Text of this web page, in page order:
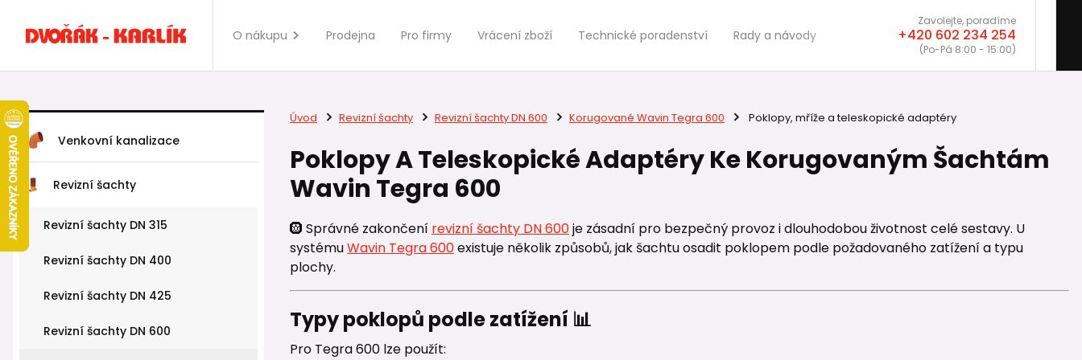
O nákupu Prodejna Pro firmy Vrácení zboží Technické poradenství Rady a návody
Zavolejte, poradíme
+420 602 234 254
(Po-Pá 8:00 - 15:00)
Venkovní kanalizace
Revizní šachty
Revizní šachty DN 315
Revizní šachty DN 400
Revizní šachty DN 425
Revizní šachty DN 600
Úvod Revizní šachty Revizní šachty DN 600 Korugované Wavin Tegra 600 Poklopy, mříže a teleskopické adaptéry
Poklopy A Teleskopické Adaptéry Ke Korugovaným Šachtám
Wavin Tegra 600
🛞 Správné zakončení revizní šachty DN 600je zásadní pro bezpečný provoz i dlouhodobou životnost celé sestavy. U
systémuWavin Tegra 600existuje několik způsobů, jak šachtu osadit poklopem podle požadovaného zatížení a typu
plochy.
Typy poklopů podle zatížení 📊
Pro Tegra 600 lze použít: